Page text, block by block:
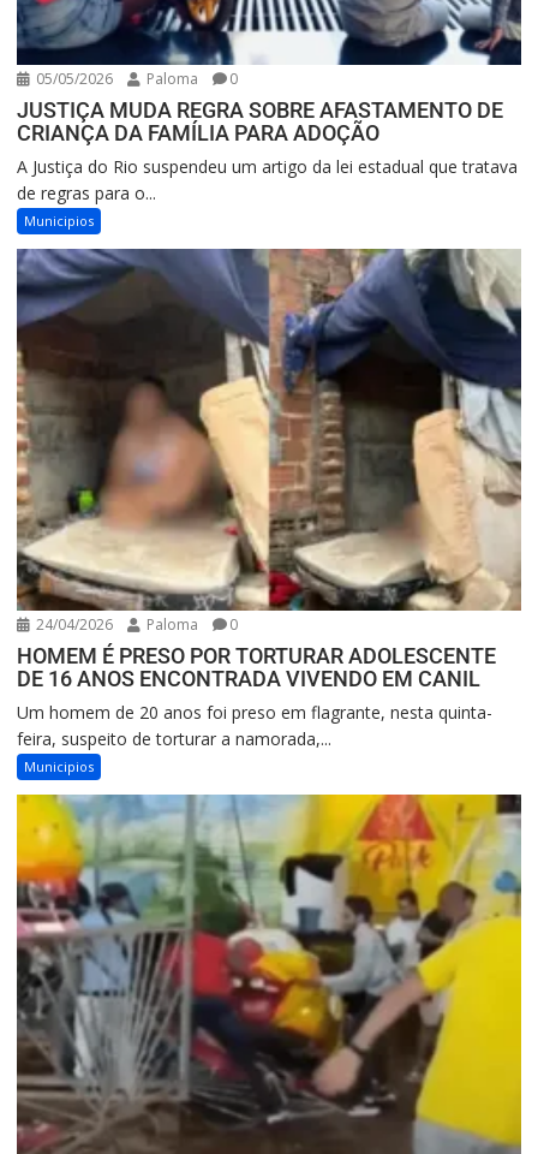
05/05/2026 Paloma 0
JUSTIÇA MUDA REGRA SOBRE AFASTAMENTO DE
CRIANÇA DA FAMÍLIA PARA ADOÇÃO
A Justiça do Rio suspendeu um artigo da lei estadual que tratava
de regras para o...
Municipios
24/04/2026 Paloma 0
HOMEM É PRESO POR TORTURAR ADOLESCENTE
DE 16 ANOS ENCONTRADA VIVENDO EM CANIL
Um homem de 20 anos foi preso em flagrante, nesta quinta-
feira, suspeito de torturar a namorada,...
Municipios